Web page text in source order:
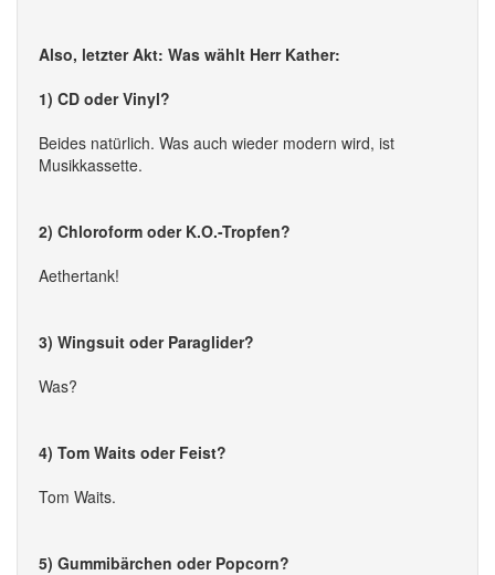
Also, letzter Akt: Was wählt Herr Kather:
1) CD oder Vinyl?
Beides natürlich. Was auch wieder modern wird, ist
Musikkassette.
2) Chloroform oder K.O.-Tropfen?
Aethertank!
3) Wingsuit oder Paraglider?
Was?
4) Tom Waits oder Feist?
Tom Waits.
5) Gummibärchen oder Popcorn?